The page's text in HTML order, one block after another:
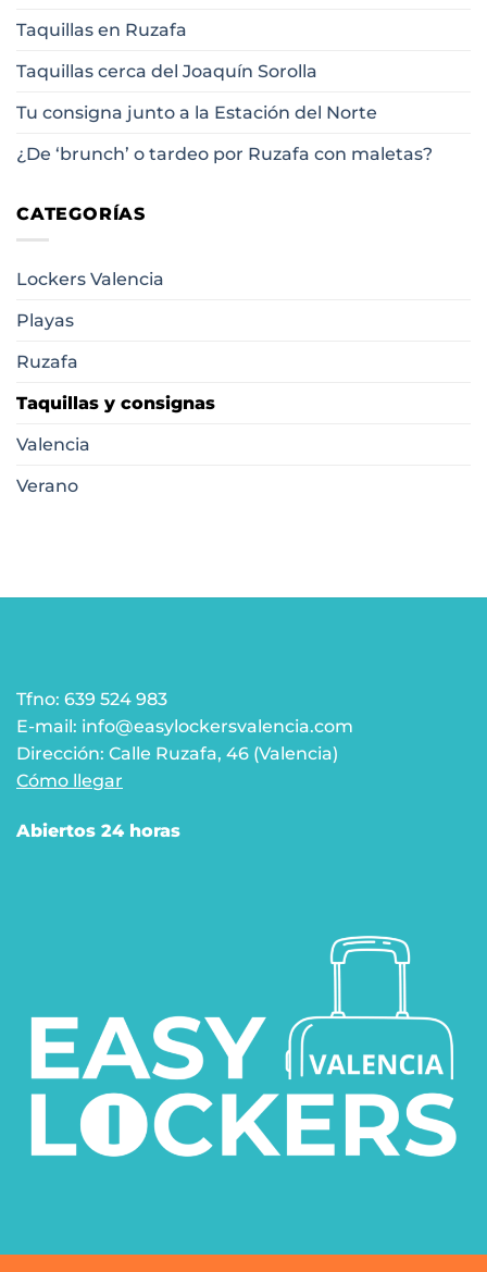
Taquillas en Ruzafa
Taquillas cerca del Joaquín Sorolla
Tu consigna junto a la Estación del Norte
¿De ‘brunch’ o tardeo por Ruzafa con maletas?
CATEGORÍAS
Lockers Valencia
Playas
Ruzafa
Taquillas y consignas
Valencia
Verano
Tfno: 639 524 983
E-mail: info@easylockersvalencia.com
Dirección: Calle Ruzafa, 46 (Valencia)
Cómo llegar
Abiertos 24 horas